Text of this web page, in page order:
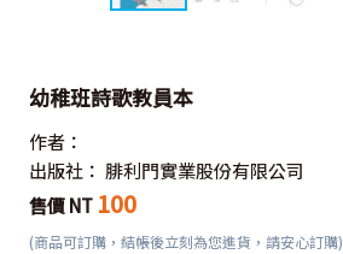
幼稚班詩歌教員本
作者：
出版社： 腓利門實業股份有限公司
售價 NT 100
(商品可訂購，結帳後立刻為您進貨，請安心訂購)